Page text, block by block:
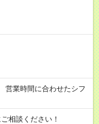
相談ください！